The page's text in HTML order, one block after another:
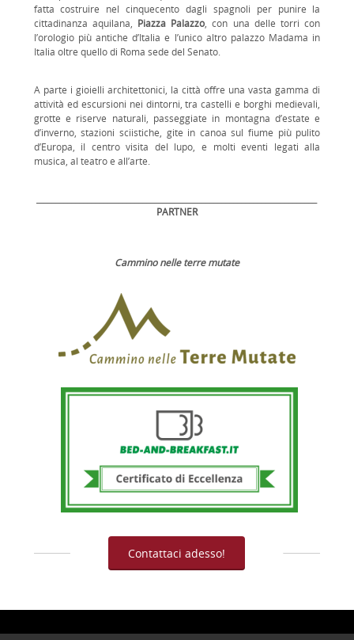
fatta costruire nel cinquecento dagli spagnoli per punire la
cittadinanza aquilana, Piazza Palazzo , con una delle torri con
l’orologio più antiche d’Italia e l’unico altro palazzo Madama in
Italia oltre quello di Roma sede del Senato.
A parte i gioielli architettonici, la città offre una vasta gamma di
attività ed escursioni nei dintorni, tra castelli e borghi medievali,
grotte e riserve naturali, passeggiate in montagna d’estate e
d’inverno, stazioni sciistiche, gite in canoa sul fiume più pulito
d’Europa, il centro visita del lupo, e molti eventi legati alla
musica, al teatro e all’arte.
PARTNER
Cammino nelle terre mutate
Contattaci adesso!